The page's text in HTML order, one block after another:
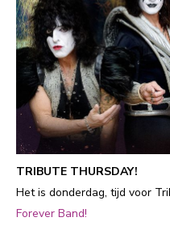
TRIBUTE THURSDAY!
Het is donderdag, tijd voor
Forever Band!